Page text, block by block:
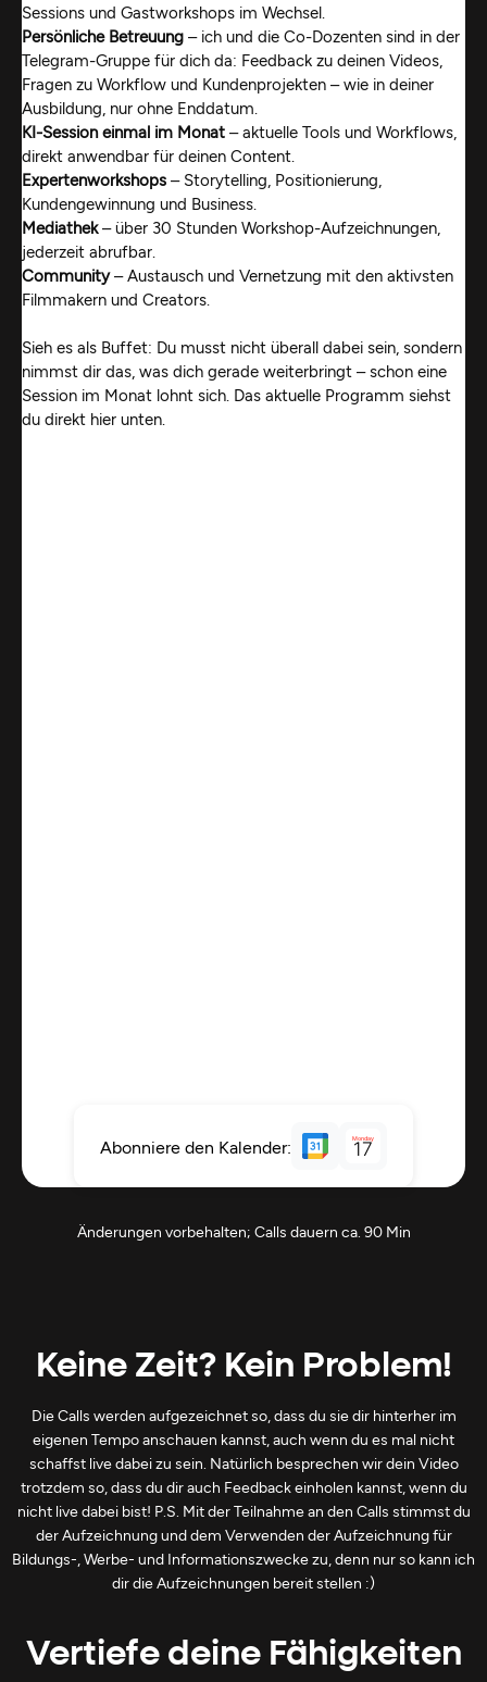
Sessions und Gastworkshops im Wechsel.
Persönliche Betreuung – ich und die Co-Dozenten sind in der
Telegram-Gruppe für dich da: Feedback zu deinen Videos,
Fragen zu Workflow und Kundenprojekten – wie in deiner
Ausbildung, nur ohne Enddatum.
KI-Session einmal im Monat – aktuelle Tools und Workflows,
direkt anwendbar für deinen Content.
Expertenworkshops – Storytelling, Positionierung,
Kundengewinnung und Business.
Mediathek– über 30 Stunden Workshop-Aufzeichnungen,
jederzeit abrufbar.
Community– Austausch und Vernetzung mit den aktivsten
Filmmakern und Creators.
Sieh es als Buffet: Du musst nicht überall dabei sein, sondern
nimmst dir das, was dich gerade weiterbringt – schon eine
Session im Monat lohnt sich. Das aktuelle Programm siehst
du direkt hier unten.
Abonniere den Kalender: Monday
17
Änderungen vorbehalten; Calls dauern ca. 90 Min
Keine Zeit? Kein Problem!
Die Calls werden aufgezeichnet so, dass du sie dir hinterher im
eigenen Tempo anschauen kannst, auch wenn du es mal nicht
schaffst live dabei zu sein. Natürlich besprechen wir dein Video
trotzdem so, dass du dir auch Feedback einholen kannst, wenn du
nicht live dabei bist! P.S. Mit der Teilnahme an den Calls stimmst du
der Aufzeichnung und dem Verwenden der Aufzeichnung für
Bildungs-, Werbe- und Informationszwecke zu, denn nur so kann ich
dir die Aufzeichnungen bereit stellen :)
Vertiefe deine Fähigkeiten